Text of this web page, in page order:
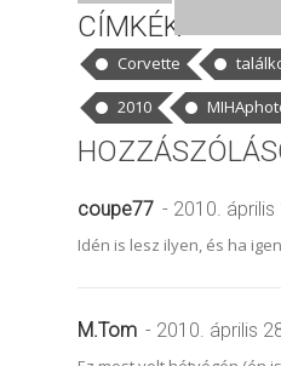
CÍMKÉK
Corvette
2010
coupe77 - 2010. április
Idén is lesz ilyen, és ha
M.Tom - 2010. április